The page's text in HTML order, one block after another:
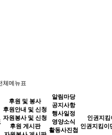
체메뉴표
후원 및 봉사
후원안내 및 신청
자원봉사 및 신청
후원 게시판
알림마당
공지사항
행사일정
영양소식
활동사진첩
인권지킴
인권지킴이